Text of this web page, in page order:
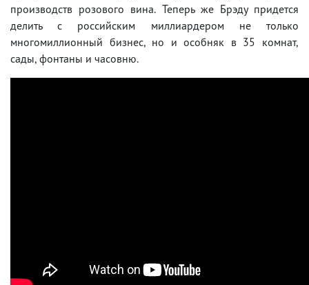
производств розового вина. Теперь же Брэду придется
делить с российским миллиардером не только
многомиллионный бизнес, но и особняк в 35 комнат,
сады, фонтаны и часовню.